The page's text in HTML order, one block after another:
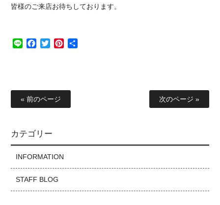
皆様のご来店お待ちしております。
Line Facebook
TwitterPinterest
« 前のページ 次のページ »
カテゴリー
INFORMATION
STAFF BLOG